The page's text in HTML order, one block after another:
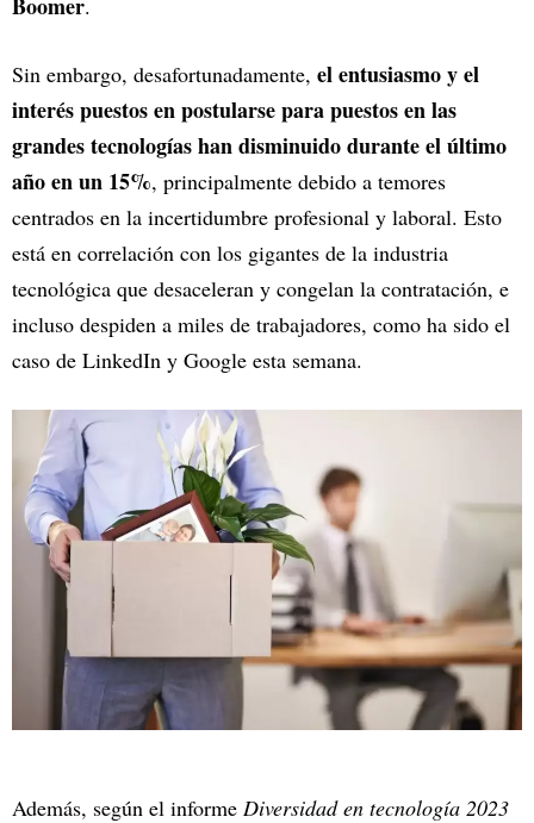
Boomer.
Sin embargo, desafortunadamente, el entusiasmo y el
interés puestos en postularse para puestos en las
grandes tecnologías han disminuido durante el último
año en un 15%, principalmente debido a temores
centrados en la incertidumbre profesional y laboral. Esto
está en correlación con los gigantes de la industria
tecnológica que desaceleran y congelan la contratación, e
incluso despiden a miles de trabajadores, como ha sido el
caso de LinkedIn y Google esta semana.
Además, según el informe Diversidad en tecnología 2023